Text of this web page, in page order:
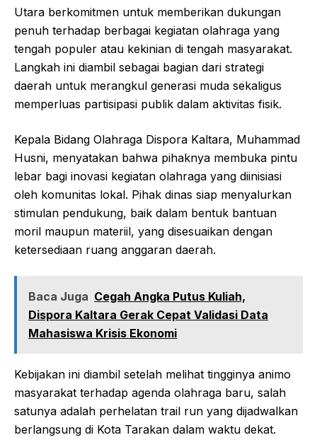
Utara berkomitmen untuk memberikan dukungan
penuh terhadap berbagai kegiatan olahraga yang
tengah populer atau kekinian di tengah masyarakat.
Langkah ini diambil sebagai bagian dari strategi
daerah untuk merangkul generasi muda sekaligus
memperluas partisipasi publik dalam aktivitas fisik.
Kepala Bidang Olahraga Dispora Kaltara, Muhammad
Husni, menyatakan bahwa pihaknya membuka pintu
lebar bagi inovasi kegiatan olahraga yang diinisiasi
oleh komunitas lokal. Pihak dinas siap menyalurkan
stimulan pendukung, baik dalam bentuk bantuan
moril maupun materiil, yang disesuaikan dengan
ketersediaan ruang anggaran daerah.
Baca Juga Cegah Angka Putus Kuliah,
Dispora Kaltara Gerak Cepat Validasi Data
Mahasiswa Krisis Ekonomi
Kebijakan ini diambil setelah melihat tingginya animo
masyarakat terhadap agenda olahraga baru, salah
satunya adalah perhelatan trail run yang dijadwalkan
berlangsung di Kota Tarakan dalam waktu dekat.